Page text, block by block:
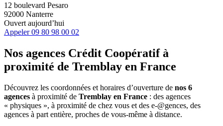
12 boulevard Pesaro
92000 Nanterre
Ouvert aujourd’hui
Appeler 09 80 98 00 02
Nos agences Crédit Coopératifà
proximité de Tremblay en France
Découvrez les coordonnées et horaires d’ouverture de nos 6
agences à proximité de Tremblay en France : des agences
« physiques », à proximité de chez vous et des e-@gences, des
agences à part entière, proches de vous-même à distance.